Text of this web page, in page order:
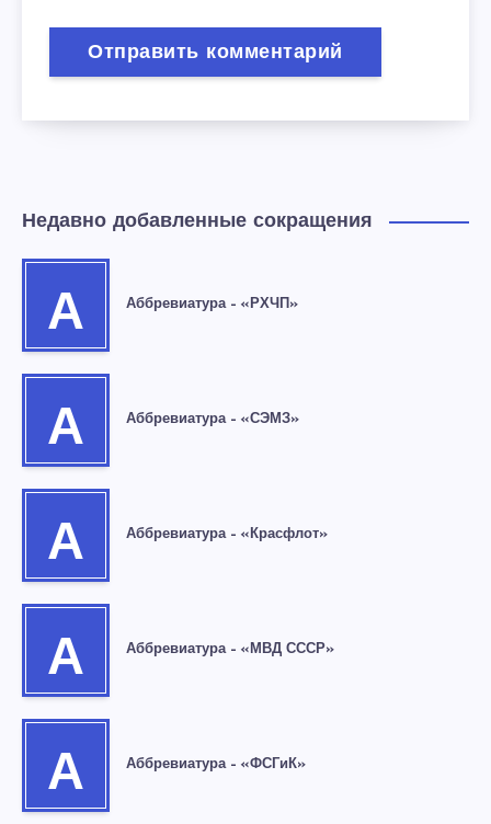
Недавно добавленные сокращения
А Аббревиатура – «РХЧП»
А Аббревиатура – «СЭМЗ»
А Аббревиатура – «Красфлот»
А Аббревиатура – «МВД СССР»
А Аббревиатура – «ФСГиК»